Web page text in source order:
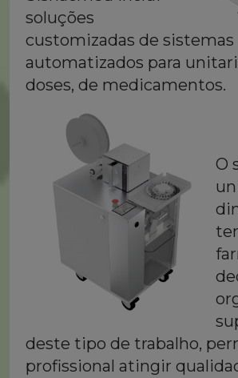
soluções
customizadas de sistemas
automatizados para
doses, de medicamentos.
O
deste tipo de trabalho,
profissional atingir